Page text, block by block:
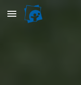
Skip to main content